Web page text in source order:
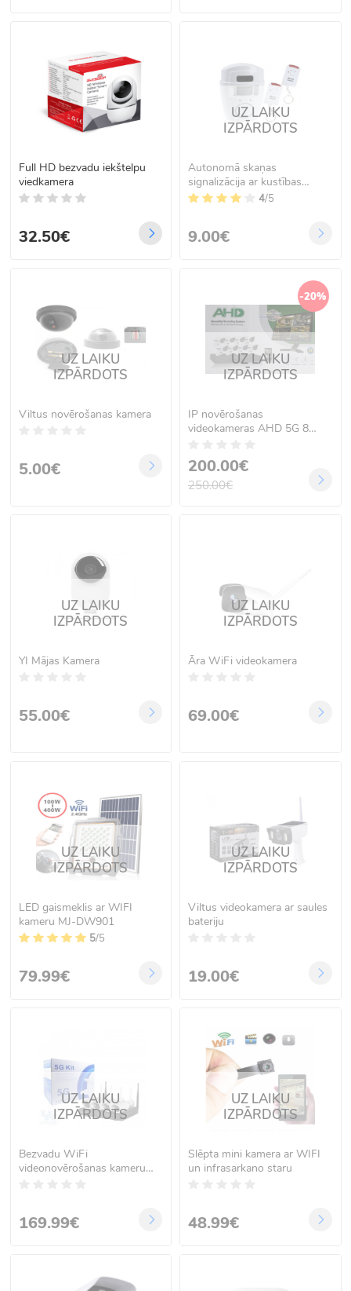
Full HD bezvadu iekštelpu
viedkamera
32.50€
UZ LAIKU
IZPĀRDOTS
Autonomā skaņas
signalizācija ar kustības
sensoru un tālvadības pultīm
4/5
9.00€
UZ LAIKU
IZPĀRDOTS
Viltus novērošanas kamera
5.00€
-20%
UZ LAIKU
IZPĀRDOTS
IP novērošanas
videokameras AHD 5G 8
un tiešsaistes novērošanu
200.00€
250.00€
UZ LAIKU
IZPĀRDOTS
YI Mājas Kamera
55.00€
UZ LAIKU
IZPĀRDOTS
Āra WiFi videokamera
69.00€
UZ LAIKU
IZPĀRDOTS
LED gaismeklis ar WIFI
kameru MJ-DW901
5/5
79.99€
UZ LAIKU
IZPĀRDOTS
Viltus videokamera ar saules
bateriju
19.00€
UZ LAIKU
IZPĀRDOTS
Bezvadu WiFi
videonovērošanas kameru
169.99€
UZ LAIKU
IZPĀRDOTS
Slēpta mini kamera ar WIFI
un infrasarkano staru
48.99€